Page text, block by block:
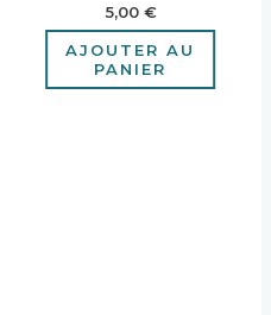
5,00 €
AJOUTER AU
PANIER